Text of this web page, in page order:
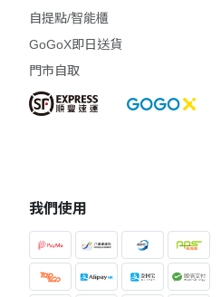
自提點/智能櫃
GoGoX即日送貨
門市自取
我們使用